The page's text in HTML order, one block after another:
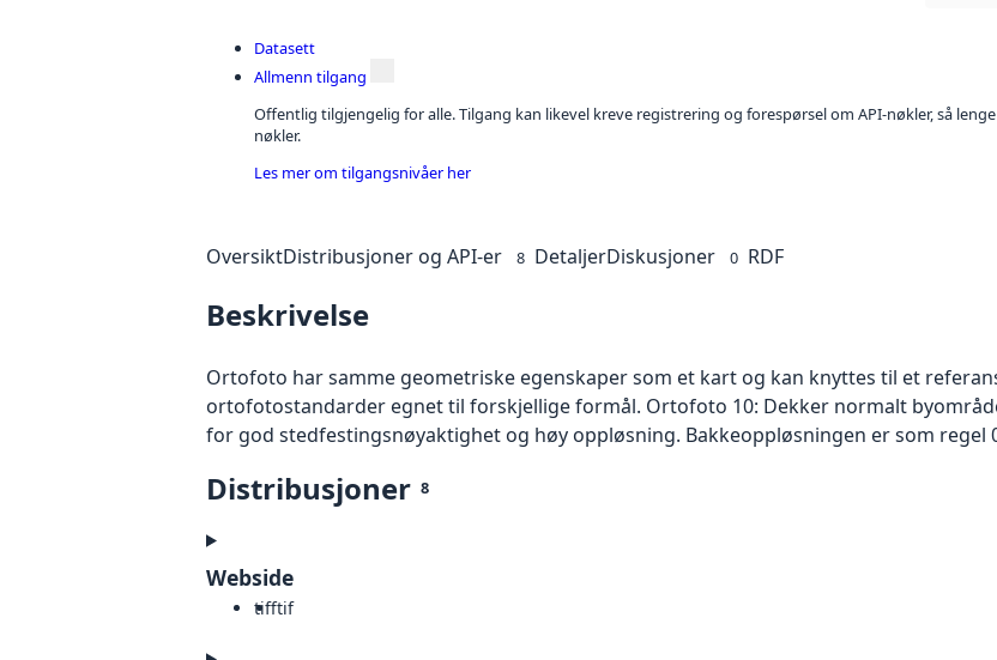
Datasett
Allmenn tilgang
Offentlig tilgjengelig for alle. Tilgang kan likevel kreve registrering og forespørsel om API-nøkler, så
nøkler.
Les mer om tilgangsnivåer her
OversiktDistribusjoner og API-er 8 DetaljerDiskusjoner 0 RDF
Beskrivelse
Ortofoto har samme geometriske egenskaper som et kart og kan knyttes til et
ortofotostandarder egnet til forskjellige formål. Ortofoto 10: Dekker normalt
for god stedfestingsnøyaktighet og høy oppløsning. Bakkeoppløsningen er som regel
Distribusjoner 8
Webside
tifftif